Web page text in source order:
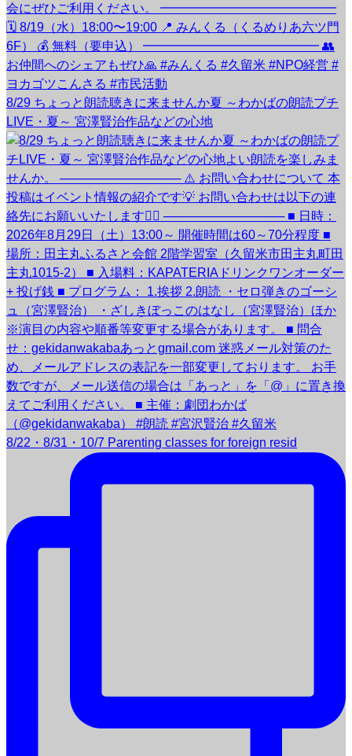
8/29 ちょっと朗読聴きに来ませんか夏 ～わかばの朗読プチ
LIVE・夏～ 宮澤賢治作品などの心地
8/22・8/31・10/7 Parenting classes for foreign resid